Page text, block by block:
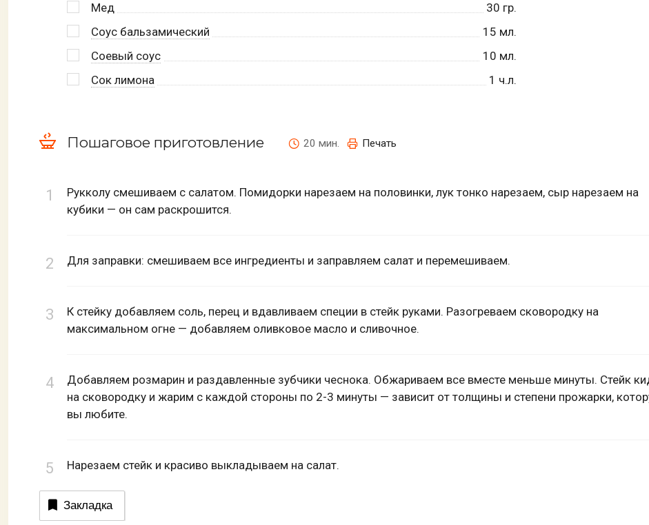
Мед
30 гр.
Соус бальзамический
15 мл.
Соевый соус
10 мл.
Сок лимона
1 ч.л.
Пошаговое приготовление 20 мин. Печать
Рукколу смешиваем с салатом. Помидорки нарезаем на половинки, лук тонко нарезаем, сыр нарезаем на
кубики — он сам раскрошится.
Для заправки: смешиваем все ингредиенты и заправляем салат и перемешиваем.
К стейку добавляем соль, перец и вдавливаем специи в стейк руками. Разогреваем сковородку на
максимальном огне — добавляем оливковое масло и сливочное.
Добавляем розмарин и раздавленные зубчики чеснока. Обжариваем все вместе меньше минуты. Стейк
на сковородку и жарим с каждой стороны по 2-3 минуты — зависит от толщины и степени прожарки,
вы любите.
Нарезаем стейк и красиво выкладываем на салат.
Закладка